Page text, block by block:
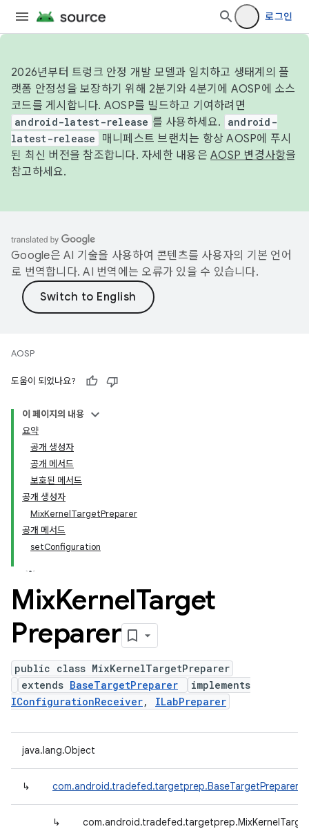
로그인
2026년부터 트렁크 안정 개발 모델과 일치하고 생태계의 플
랫폼 안정성을 보장하기 위해 2분기와 4분기에 AOSP에 소스
코드를 게시합니다. AOSP를 빌드하고 기여하려면
android-latest-release 를 사용하세요.
android-
latest-release
매니페스트 브랜치는 항상 AOSP에 푸시
된 최신 버전을 참조합니다. 자세한 내용은 AOSP 변경사항을
참고하세요.
Google은 AI 기술을 사용하여 콘텐츠를 사용자의 기본 언어
로 번역합니다. AI 번역에는 오류가 있을 수 있습니다.
AOSP
도움이 되었나요?
이 페이지의 내용
요약
공개 생성자
공개 메서드
보호된 메서드
공개 생성자
MixKernelTargetPreparer
공개 메서드
setConfiguration
MixKernelTarget
Preparer
public class MixKernelTargetPreparer
extends BaseTargetPreparer
implements
IConfigurationReceiver, ILabPreparer
java.lang.Object
↳ com.android.tradefed.targetprep.BaseTargetPreparer
↳